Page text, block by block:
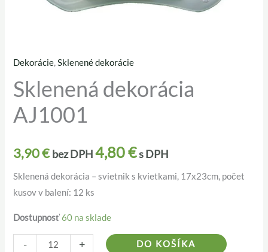
Dekorácie,Sklenené dekorácie
Sklenená dekorácia
AJ1001
3,90€ bez DPH4,80€s DPH
Sklenená dekorácia – svietnik s kvietkami, 17x23cm, počet
kusov v balení: 12 ks
Dostupnosť 60 na sklade
-
množstvo
Sklenená
dekorácia
AJ1001
+ DO KOŠÍKA